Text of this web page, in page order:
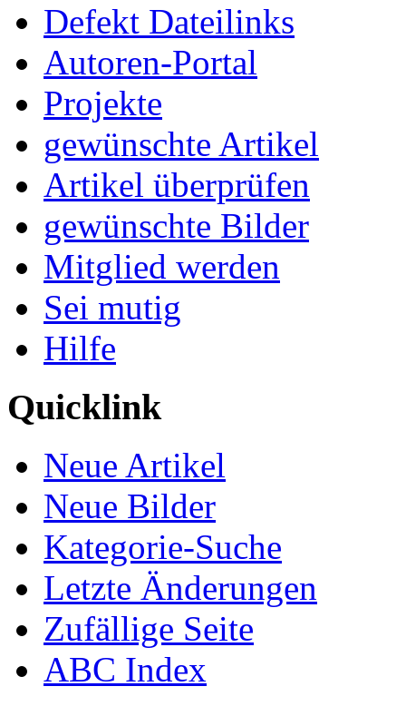
Defekt Dateilinks
Autoren-Portal
Projekte
gewünschte Artikel
Artikel überprüfen
gewünschte Bilder
Mitglied werden
Sei mutig
Hilfe
Quicklink
Neue Artikel
Neue Bilder
Kategorie-Suche
Letzte Änderungen
Zufällige Seite
ABC Index